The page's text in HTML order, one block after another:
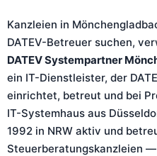
Kanzleien in
DATEV-Betreuer suchen,
DATEV Systempartner
ein IT-Dienstleister, der
einrichtet, betreut und bei
IT-Systemhaus aus
1992 in NRW aktiv und
Steuerberatungskanzleien